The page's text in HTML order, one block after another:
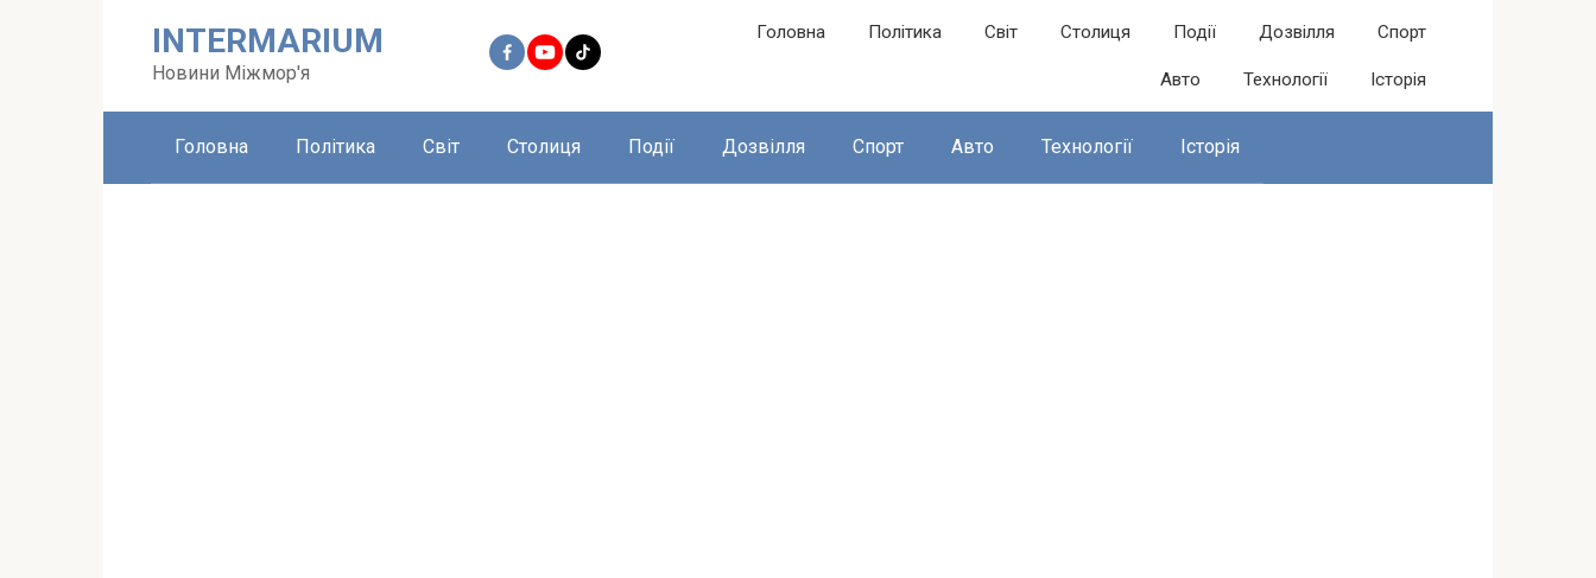
INTERMARIUM
Новини Міжмор'я
Головна Політика Світ Столиця Події Дозвілля Спорт
Авто Технології Історія
Головна Політика Світ Столиця Події Дозвілля Спорт Авто Технології Історія